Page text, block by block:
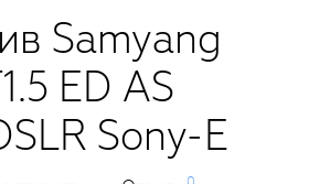
Samyang
ED AS
Sony-E